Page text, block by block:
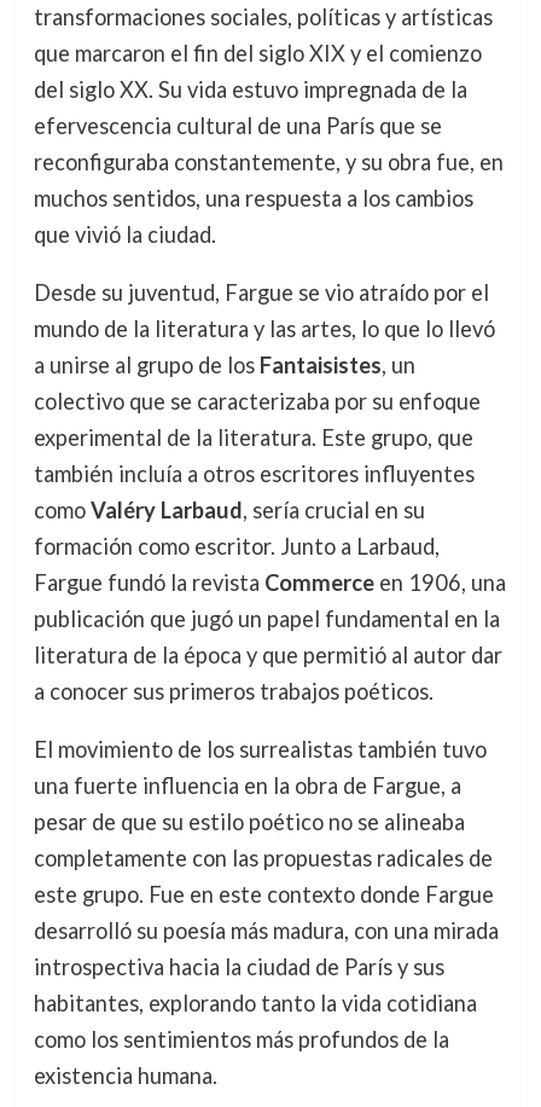
transformaciones sociales, políticas y artísticas
que marcaron el fin del siglo XIX y el comienzo
del siglo XX. Su vida estuvo impregnada de la
efervescencia cultural de una París que se
reconfiguraba constantemente, y su obra fue, en
muchos sentidos, una respuesta a los cambios
que vivió la ciudad.
Desde su juventud, Fargue se vio atraído por el
mundo de la literatura y las artes, lo que lo llevó
a unirse al grupo de los Fantaisistes, un
colectivo que se caracterizaba por su enfoque
experimental de la literatura. Este grupo, que
también incluía a otros escritores influyentes
comoValéry Larbaud, sería crucial en su
formación como escritor. Junto a Larbaud,
Fargue fundó la revista Commerceen 1906, una
publicación que jugó un papel fundamental en la
literatura de la época y que permitió al autor dar
a conocer sus primeros trabajos poéticos.
El movimiento de los surrealistas también tuvo
una fuerte influencia en la obra de Fargue, a
pesar de que su estilo poético no se alineaba
completamente con las propuestas radicales de
este grupo. Fue en este contexto donde Fargue
desarrolló su poesía más madura, con una mirada
introspectiva hacia la ciudad de París y sus
habitantes, explorando tanto la vida cotidiana
como los sentimientos más profundos de la
existencia humana.